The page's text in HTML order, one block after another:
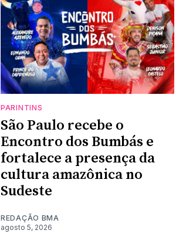
PARINTINS
São Paulo recebe o
Encontro dos Bumbás e
fortalece a presença da
cultura amazônica no
Sudeste
REDAÇÃO BMA
agosto 5, 2026